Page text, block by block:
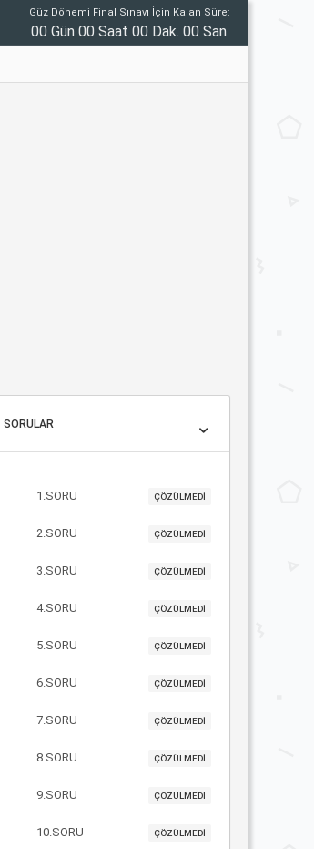
Güz Dönemi Final Sınavı İçin Kalan Süre:
00 Gün 00 Saat 00 Dak. 00 San.
SORULAR
1.SORU ÇÖZÜLMEDİ
2.SORU ÇÖZÜLMEDİ
3.SORU ÇÖZÜLMEDİ
4.SORU ÇÖZÜLMEDİ
5.SORU ÇÖZÜLMEDİ
6.SORU ÇÖZÜLMEDİ
7.SORU ÇÖZÜLMEDİ
8.SORU ÇÖZÜLMEDİ
9.SORU ÇÖZÜLMEDİ
10.SORU ÇÖZÜLMEDİ